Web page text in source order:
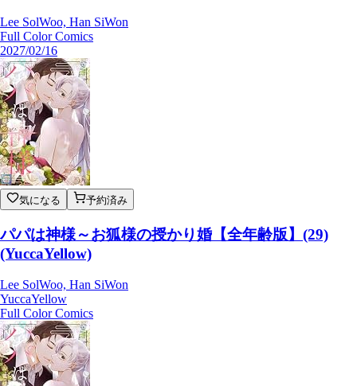
Lee SolWoo, Han SiWon
Full Color Comics
2027/02/16
気になる 予約済み
パパは神様～お狐様の授かり婚【全年齢版】(29)
(YuccaYellow)
Lee SolWoo, Han SiWon
YuccaYellow
Full Color Comics